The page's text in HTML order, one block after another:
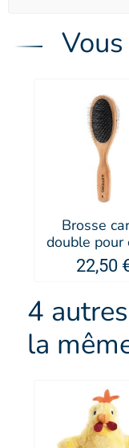
Brosse
double pour
et chat à
- Artero
22,50
4
la